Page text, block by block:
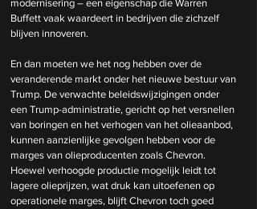
modernisering – een eigenschap die Warren
Buffett vaak waardeert in bedrijven die zichzelf
blijven innoveren.
En dan moeten we het nog hebben over de
veranderende markt onder het nieuwe bestuur van
Trump. De verwachte beleidswijzigingen onder
een Trump-administratie, gericht op het versnellen
van boringen en het verhogen van het olieaanbod,
kunnen aanzienlijke gevolgen hebben voor de
marges van olieproducenten zoals Chevron.
Hoewel verhoogde productie mogelijk leidt tot
lagere olieprijzen, wat druk kan uitoefenen op
operationele marges, blijft Chevron toch goed